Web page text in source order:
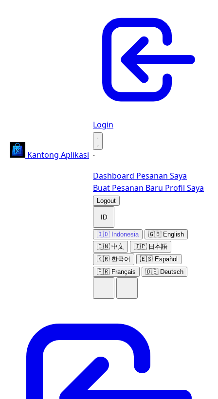
Kantong Aplikasi
Login
·
·
Dashboard Pesanan Saya
Buat Pesanan Baru Profil Saya
Logout
ID
🇮🇩 Indonesia
🇬🇧 English
🇨🇳 中文
🇯🇵 日本語
🇰🇷 한국어
🇪🇸 Español
🇫🇷 Français
🇩🇪 Deutsch